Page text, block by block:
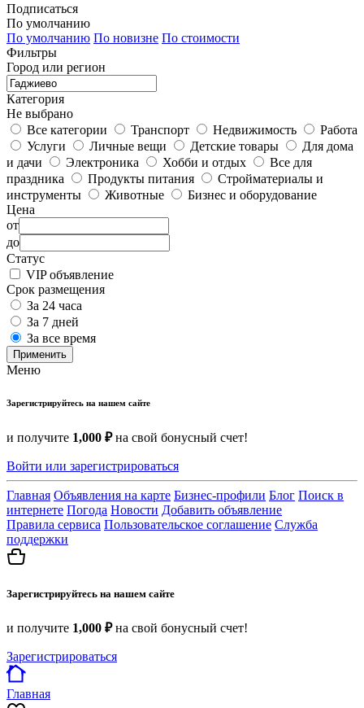
Подписаться
По умолчанию
По умолчанию По новизне По стоимости
Фильтры
Город или регион
Категория
Не выбрано
Все категории
Транспорт Недвижимость
Работа
Услуги
Личные вещи Детские товары
Для дома
и дачи
Электроника Хобби и отдых
Все для
праздника
Продукты питания
Стройматериалы и
инструменты
Животные
Бизнес и оборудование
Цена
от
до
Статус
VIP объявление
Срок размещения
За 24 часа
За 7 дней
За все время
Применить
Меню
Зарегистрируйтесь на нашем сайте
и получите 1,000 ₽на свой бонусный счет!
Войти или зарегистрироваться
Главная Объявления на карте Бизнес-профили Блог Поиск в
интернете Погода Новости Добавить объявление
Правила сервиса Пользовательское соглашение Служба
поддержки
Зарегистрируйтесь на нашем сайте
и получите 1,000 ₽на свой бонусный счет!
Зарегистрироваться
Главная